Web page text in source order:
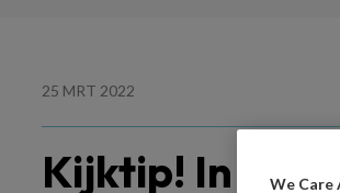
25 MRT 2022
Kijktip! In
We Care